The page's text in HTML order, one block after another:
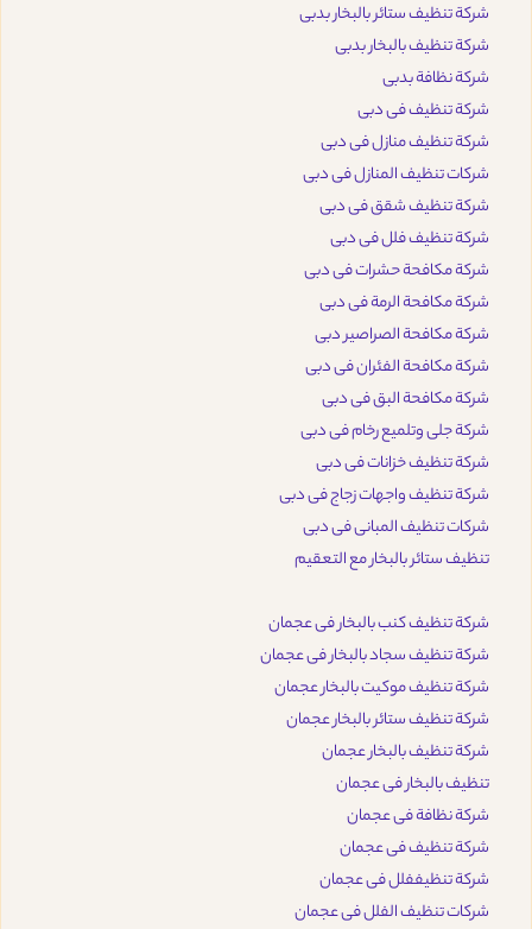
شركة تنظيف ستائر بالبخار بدبى
شركة تنظيف بالبخار بدبى
شركة نظافة بدبى
شركة تنظيف فى دبى
شركة تنظيف منازل فى دبى
شركات تنظيف المنازل فى دبى
شركة تنظيف شقق فى دبى
شركة تنظيف فلل فى دبى
شركة مكافحة حشرات فى دبى
شركة مكافحة الرمة فى دبى
شركة مكافحة الصراصير دبى
شركة مكافحة الفئران فى دبى
شركة مكافحة البق فى دبى
شركة جلى وتلميع رخام فى دبى
شركة تنظيف خزانات فى دبى
شركة تنظيف واجهات زجاج فى دبى
شركات تنظيف المبانى فى دبى
تنظيف ستائر بالبخار مع التعقيم
شركة تنظيف كنب بالبخار فى عجمان
شركة تنظيف سجاد بالبخار فى عجمان
شركة تنظيف موكيت بالبخار عجمان
شركة تنظيف ستائر بالبخار عجمان
شركة تنظيف بالبخار عجمان
تنظيف بالبخار فى عجمان
شركة نظافة فى عجمان
شركة تنظيف فى عجمان
شركة تنظيففلل فى عجمان
شركات تنظيف الفلل فى عجمان